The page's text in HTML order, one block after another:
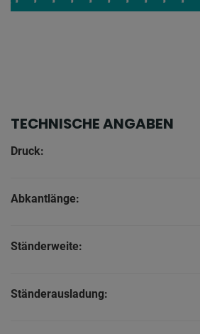
TECHNISCHE ANGABEN
Druck:
Abkantlänge:
Ständerweite:
Ständerausladung: